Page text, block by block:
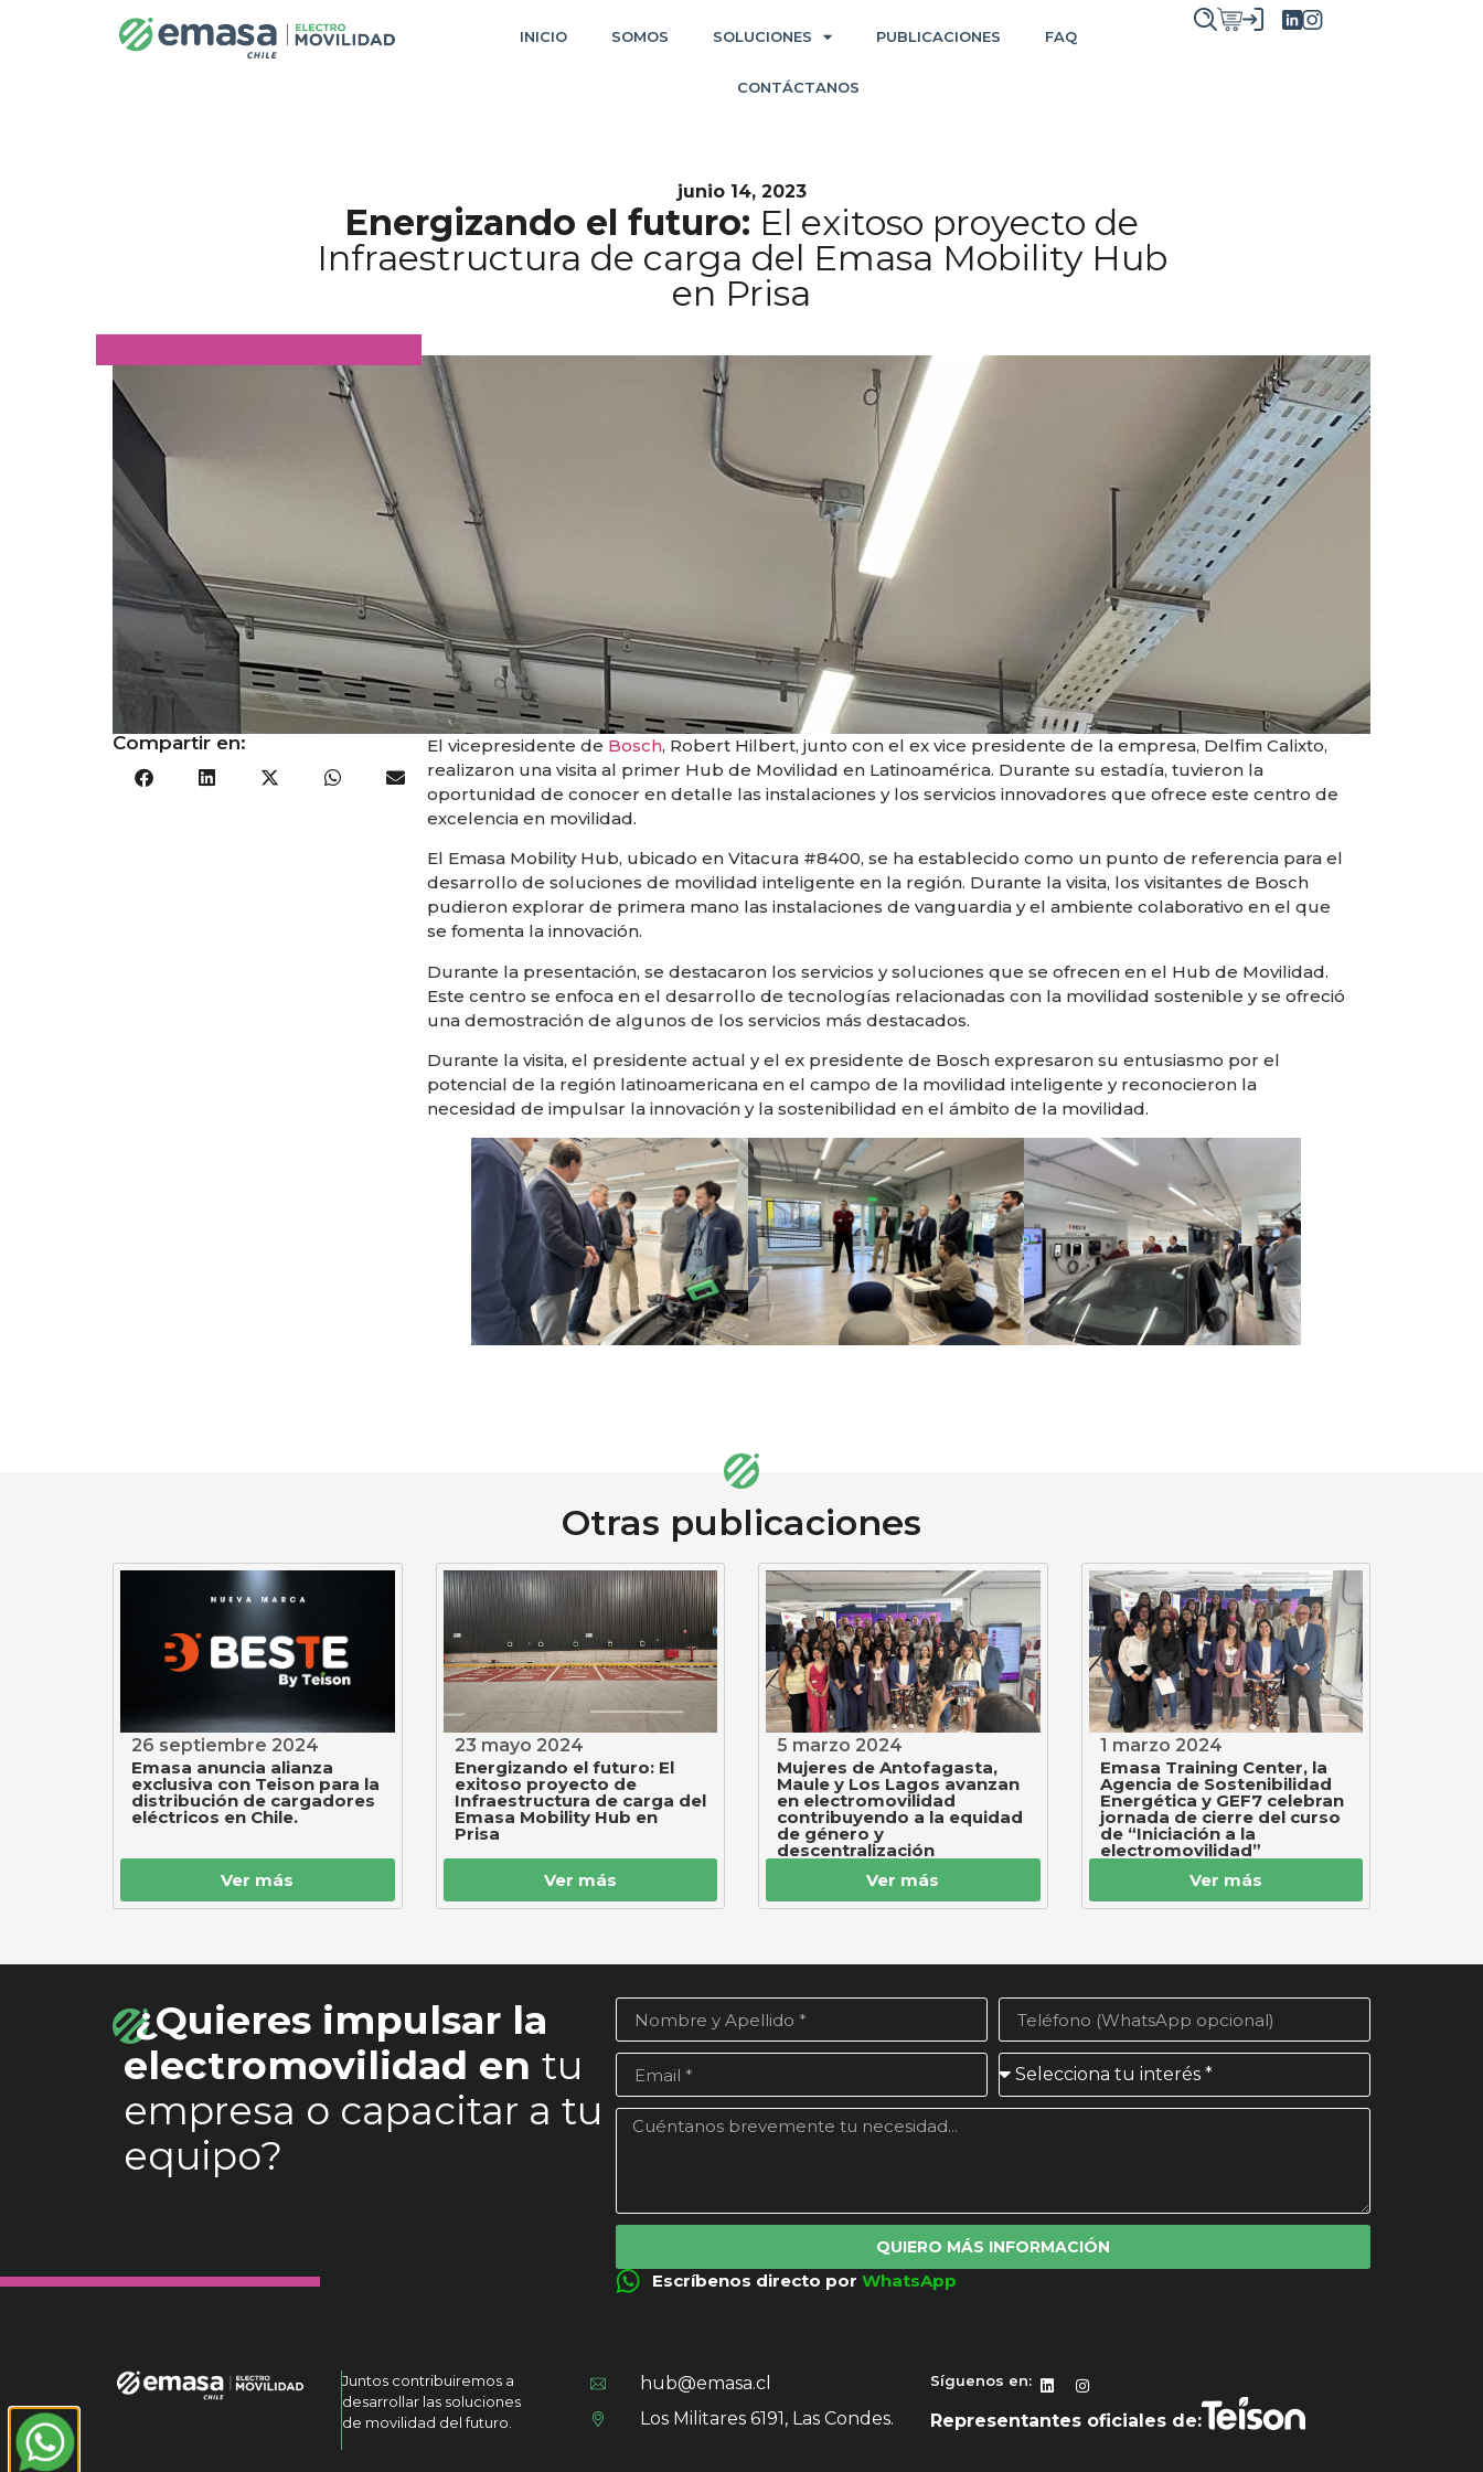
INICIO SOMOS SOLUCIONES PUBLICACIONES FAQ
CONTÁCTANOS
junio 14, 2023
Energizando el futuro: El exitoso proyecto de
Infraestructura de carga del Emasa Mobility Hub
en Prisa
Compartir en: El vicepresidente de Bosch, Robert Hilbert, junto con el ex vice presidente de la empresa, Delfim Calixto,
realizaron una visita al primer Hub de Movilidad en Latinoamérica. Durante su estadía, tuvieron la
oportunidad de conocer en detalle las instalaciones y los servicios innovadores que ofrece este centro de
excelencia en movilidad.
El Emasa Mobility Hub, ubicado en Vitacura #8400, se ha establecido como un punto de referencia para el
desarrollo de soluciones de movilidad inteligente en la región. Durante la visita, los visitantes de Bosch
pudieron explorar de primera mano las instalaciones de vanguardia y el ambiente colaborativo en el que
se fomenta la innovación.
Durante la presentación, se destacaron los servicios y soluciones que se ofrecen en el Hub de Movilidad.
Este centro se enfoca en el desarrollo de tecnologías relacionadas con la movilidad sostenible y se ofreció
una demostración de algunos de los servicios más destacados.
Durante la visita, el presidente actual y el ex presidente de Bosch expresaron su entusiasmo por el
potencial de la región latinoamericana en el campo de la movilidad inteligente y reconocieron la
necesidad de impulsar la innovación y la sostenibilidad en el ámbito de la movilidad.
Otras publicaciones
26 septiembre 2024
Emasa anuncia alianza
exclusiva con Teison para la
distribución de cargadores
eléctricos en Chile.
Ver más
23 mayo 2024
Energizando el futuro: El
exitoso proyecto de
Infraestructura de carga del
Emasa Mobility Hub en
Prisa
Ver más
5 marzo 2024
Mujeres de Antofagasta,
Maule y Los Lagos avanzan
en electromovilidad
contribuyendo a la equidad
de género y
descentralización
Ver más
1 marzo 2024
Emasa Training Center, la
Agencia de Sostenibilidad
Energética y GEF7 celebran
jornada de cierre del curso
de “Iniciación a la
electromovilidad”
Ver más
¿Quieres impulsar la
electromovilidad entu
empresa o capacitar a tu
equipo?
QUIERO MÁS INFORMACIÓN
Escríbenos directo por WhatsApp
Juntos contribuiremos a
desarrollar las soluciones
de movilidad del futuro.
hub@emasa.cl
Los Militares 6191, Las Condes.
Síguenos en:
Representantes oficiales de: